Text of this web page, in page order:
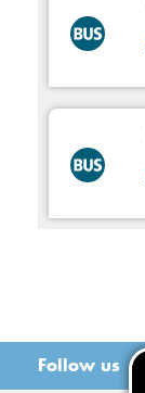
Follow us